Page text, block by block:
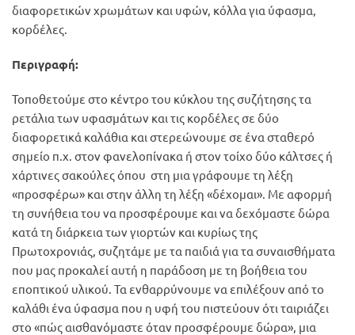
διαφορετικών χρωμάτων και υφών, κόλλα για ύφασμα,
κορδέλες.
Περιγραφή:
Τοποθετούμε στο κέντρο του κύκλου της συζήτησης τα
ρετάλια των υφασμάτων και τις κορδέλες σε δύο
διαφορετικά καλάθια και στερεώνουμε σε ένα σταθερό
σημείο π.χ. στον φανελοπίνακα ή στον τοίχο δύο κάλτσες ή
χάρτινες σακούλες όπου στη μια γράφουμε τη λέξη
«προσφέρω» και στην άλλη τη λέξη «δέχομαι». Με αφορμή
τη συνήθεια του να προσφέρουμε και να δεχόμαστε δώρα
κατά τη διάρκεια των γιορτών και κυρίως της
Πρωτοχρονιάς, συζητάμε με τα παιδιά για τα συναισθήματα
που μας προκαλεί αυτή η παράδοση με τη βοήθεια του
εποπτικού υλικού. Τα ενθαρρύνουμε να επιλέξουν από το
καλάθι ένα ύφασμα που η υφή του πιστεύουν ότι ταιριάζει
στο «πώς αισθανόμαστε όταν προσφέρουμε δώρα», μια